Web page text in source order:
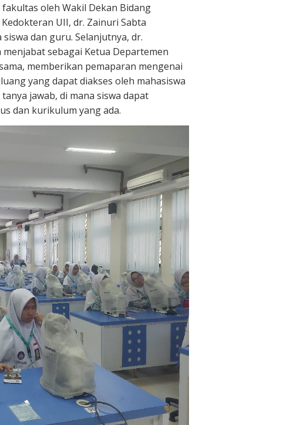
oleh Wakil Dekan Bidang
UII, dr. Zainuri Sabta
dan guru. Selanjutnya, dr.
sebagai Ketua Departemen
memberikan pemaparan mengenai
yang dapat diakses oleh mahasiswa
jawab, di mana siswa dapat
dan kurikulum yang ada.